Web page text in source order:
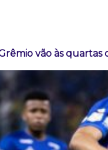
vão às quartas